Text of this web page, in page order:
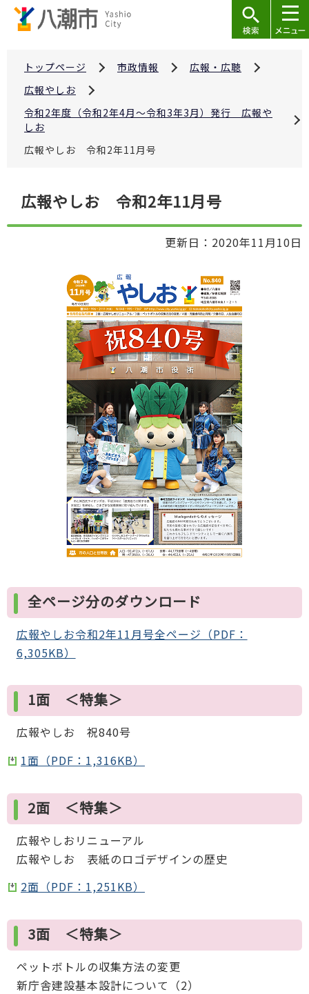
トップページ 市政情報
広報・広聴
広報やしお
令和2年度（令和2年4月～令和3年3月）発行 広報や
しお
広報やしお 令和2年11月号
こ
広報やしお 令和2年11月号
更新日：2020年11月10日
全ページ分のダウンロード
広報やしお令和2年11月号全ページ（PDF：
6,305KB）
1面 ＜特集＞
広報やしお 祝840号
1面（PDF：1,316KB）
2面 ＜特集＞
広報やしおリニューアル
広報やしお 表紙のロゴデザインの歴史
2面（PDF：1,251KB）
3面 ＜特集＞
ペットボトルの収集方法の変更
新庁舎建設基本設計について（2）